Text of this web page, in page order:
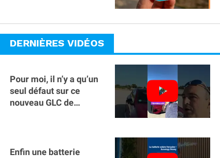
DERNIÈRES VIDÉOS
Pour moi, il n’y a qu’un
seul défaut sur ce
nouveau GLC de
Enfin une batterie